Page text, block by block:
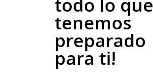
todo lo que
tenemos
preparado
para ti!